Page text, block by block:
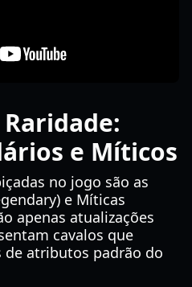
e Míticos
no jogo são as
e Míticas
apenas atualizações
cavalos que
atributos padrão do